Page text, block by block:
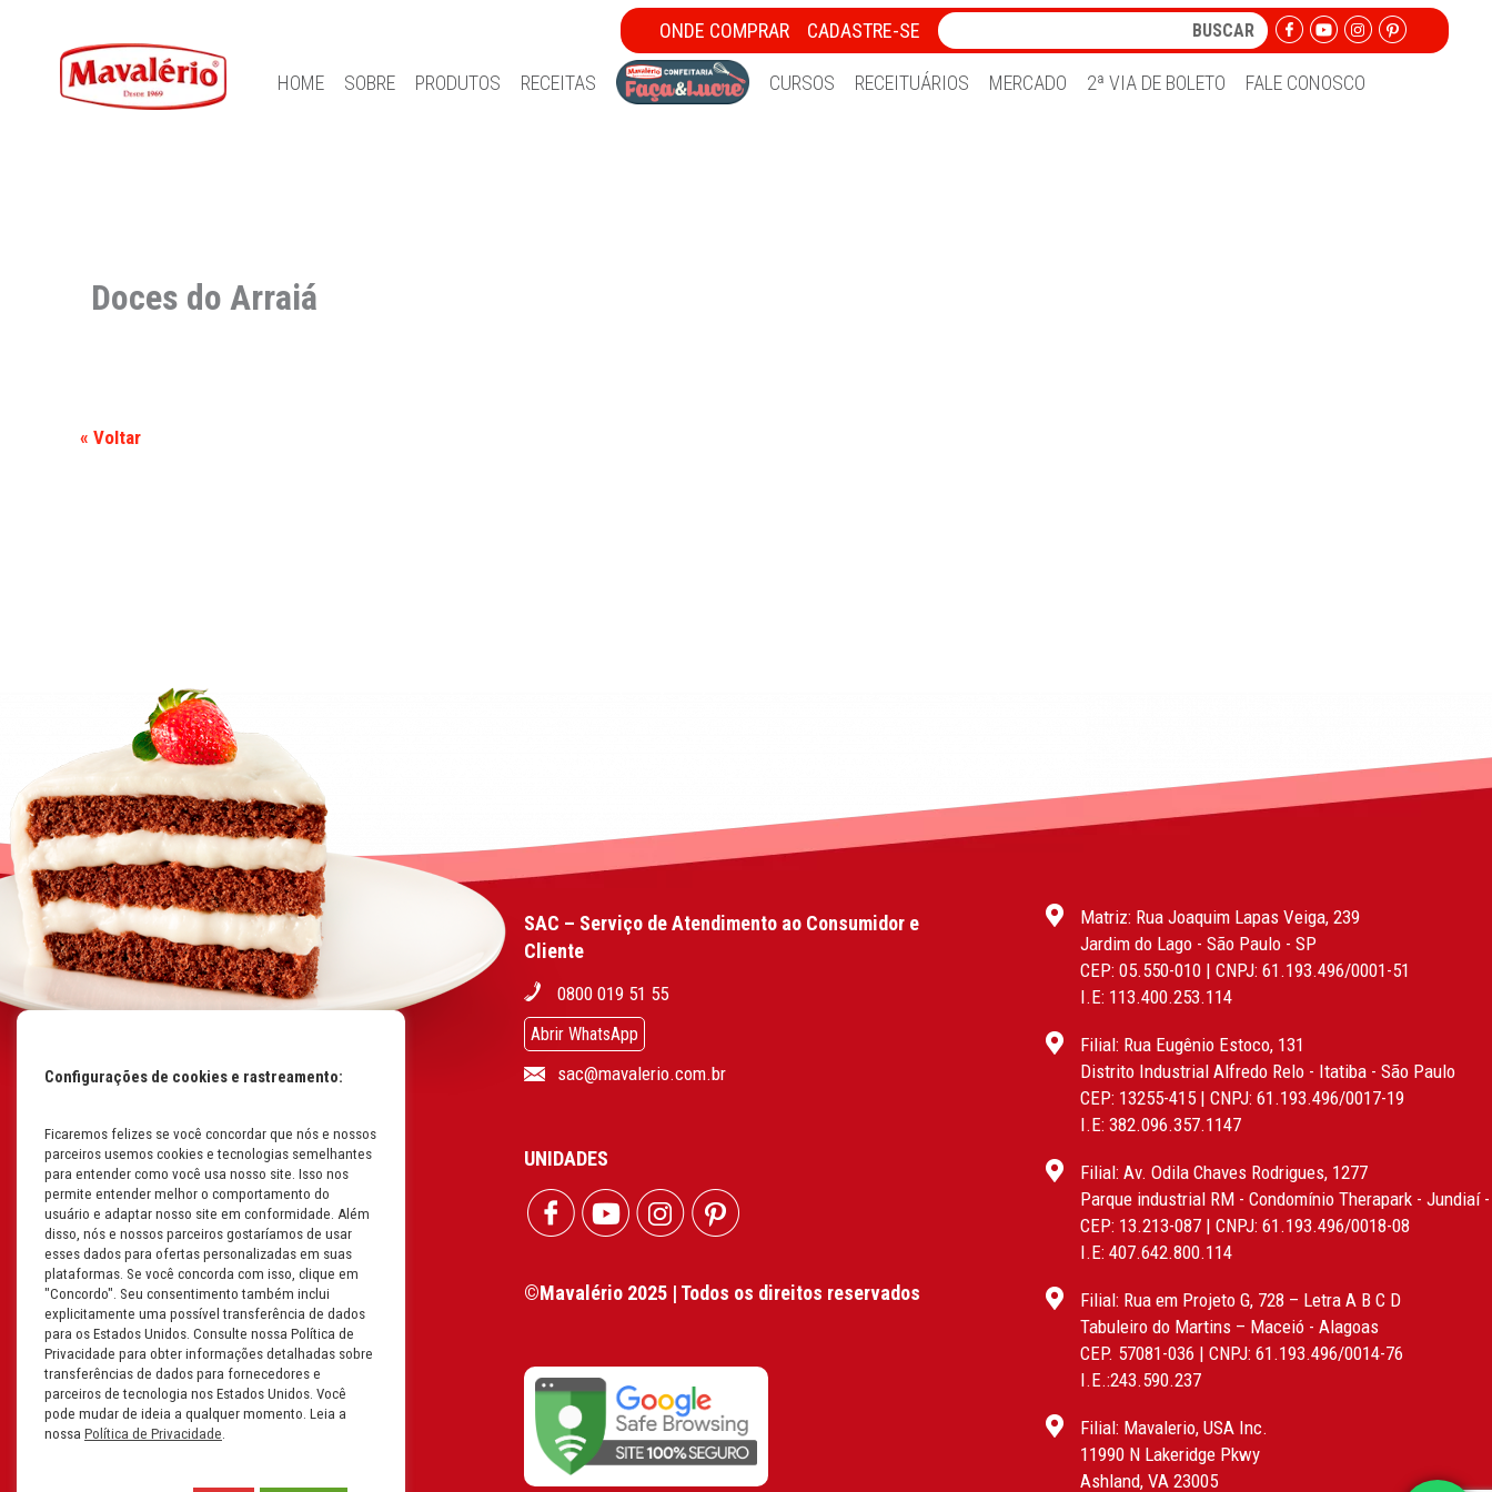
ONDE COMPRAR CADASTRE-SE
HOME SOBRE PRODUTOS RECEITAS CURSOS RECEITUÁRIOS MERCADO 2ª VIA DE BOLETO FALE CONOSCO
Doces do Arraiá
« Voltar
Mapa do Site
Políticas da Empresa
Perguntas Frequentes
Código de Conduta
Política de Privacidade na
Íntegra
Carreiras
Compliance
Fale Conosco
SAC – Serviço de Atendimento ao Consumidor e
Cliente
0800 019 51 55
Abrir WhatsApp
sac@mavalerio.com.br
UNIDADES
©Mavalério 2025 | Todos os direitos reservados
Matriz: Rua Joaquim Lapas Veiga, 239
Jardim do Lago - São Paulo - SP
CEP: 05.550-010 | CNPJ: 61.193.496/0001-51
I.E: 113.400.253.114
Filial: Rua Eugênio Estoco, 131
Distrito Industrial Alfredo Relo - Itatiba - São Paulo
CEP: 13255-415 | CNPJ: 61.193.496/0017-19
I.E: 382.096.357.1147
Filial: Av. Odila Chaves Rodrigues, 1277
Parque industrial RM - Condomínio Therapark - Jundiaí
CEP: 13.213-087 | CNPJ: 61.193.496/0018-08
I.E: 407.642.800.114
Filial: Rua em Projeto G, 728 – Letra A B C D
Tabuleiro do Martins – Maceió - Alagoas
CEP. 57081-036 | CNPJ: 61.193.496/0014-76
I.E.:243.590.237
Filial: Mavalerio, USA Inc.
11990 N Lakeridge Pkwy
Ashland, VA 23005
Configurações de cookies e rastreamento:
Ficaremos felizes se você concordar que nós e nossos
parceiros usemos cookies e tecnologias semelhantes
para entender como você usa nosso site. Isso nos
permite entender melhor o comportamento do
usuário e adaptar nosso site em conformidade. Além
disso, nós e nossos parceiros gostaríamos de usar
esses dados para ofertas personalizadas em suas
plataformas. Se você concorda com isso, clique em
"Concordo". Seu consentimento também inclui
explicitamente uma possível transferência de dados
para os Estados Unidos. Consulte nossa Política de
Privacidade para obter informações detalhadas sobre
transferências de dados para fornecedores e
parceiros de tecnologia nos Estados Unidos. Você
pode mudar de ideia a qualquer momento. Leia a
nossa Política de Privacidade.